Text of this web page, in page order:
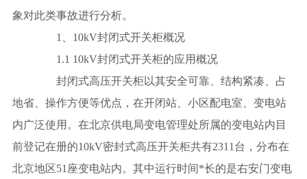
象对此类事故进行分析。
1、10kV封闭式开关柜概况
1.1 10kV封闭式开关柜的应用概况
封闭式高压开关柜以其安全可靠、结构紧凑、占
地省、操作方便等优点，在开闭站、小区配电室、变电站
内广泛使用。在北京供电局变电管理处所属的变电站内目
前登记在册的10kV密封式高压开关柜共有2311台，分布在
北京地区51座变电站内。其中运行时间*长的是右安门变电